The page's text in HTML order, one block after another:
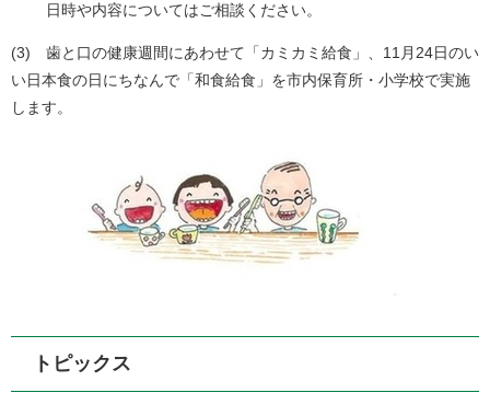
日時や内容についてはご相談ください。
(3) 歯と口の健康週間にあわせて「カミカミ給食」、11月24日のい
い日本食の日にちなんで「和食給食」を市内保育所・小学校で実施
します。
トピックス